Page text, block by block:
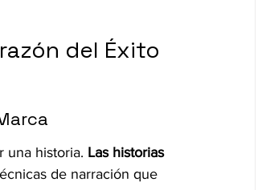
del Éxito
una historia. Las historias
de narración que